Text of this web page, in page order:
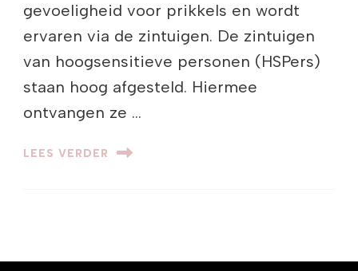
gevoeligheid voor prikkels en wordt
ervaren via de zintuigen. De zintuigen
van hoogsensitieve personen (HSPers)
staan hoog afgesteld. Hiermee
ontvangen ze …
LEES VERDER